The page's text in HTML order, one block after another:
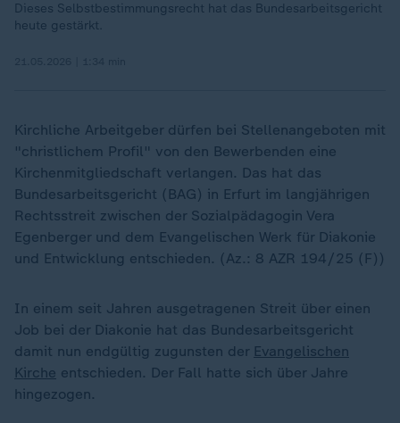
Dieses Selbstbestimmungsrecht hat das Bundesarbeitsgericht
heute gestärkt.
Kirchliche Arbeitgeber dürfen bei Stellenangeboten mit
"christlichem Profil" von den Bewerbenden eine
Kirchenmitgliedschaft verlangen. Das hat das
Bundesarbeitsgericht (BAG) in Erfurt im langjährigen
Rechtsstreit zwischen der Sozialpädagogin Vera
Egenberger und dem Evangelischen Werk für Diakonie
und Entwicklung entschieden. (Az.: 8 AZR 194/25 (F))
In einem seit Jahren ausgetragenen Streit über einen
Job bei der Diakonie hat das Bundesarbeitsgericht
damit nun endgültig zugunsten der Evangelischen
Kirche entschieden. Der Fall hatte sich über Jahre
hingezogen.